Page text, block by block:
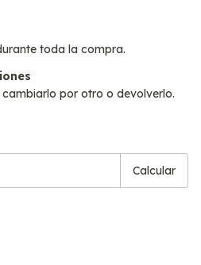
toda la compra.
por otro o devolverlo.
Calcular